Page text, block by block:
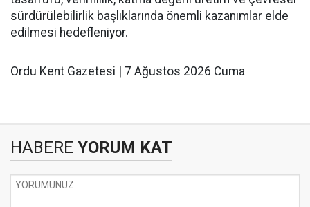
sürdürülebilirlik başlıklarında önemli kazanımlar elde
edilmesi hedefleniyor.
Ordu Kent Gazetesi | 7 Ağustos 2026 Cuma
HABERE YORUM KAT